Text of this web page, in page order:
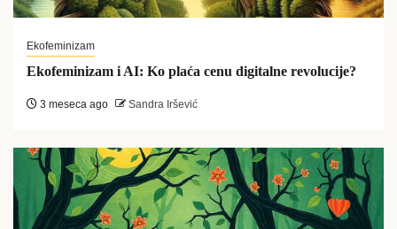
Ekofeminizam
Ekofeminizam i AI: Ko plaća cenu digitalne revolucije?
3 meseca ago Sandra Iršević